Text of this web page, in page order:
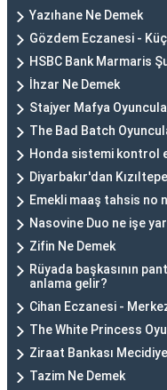
Yazıhane Ne Demek
Gözdem Eczanesi -
HSBC Bank Marmaris
İhzar Ne Demek
Stajyer Mafya
The Bad Batch
Honda sistemi kontrol
Diyarbakır'dan
Emekli maaş tahsis no
Nasovine Duo ne işe
Zifin Ne Demek
Rüyada başkasının
anlama gelir?
Cihan Eczanesi -
The White Princess
Ziraat Bankası
Tazim Ne Demek